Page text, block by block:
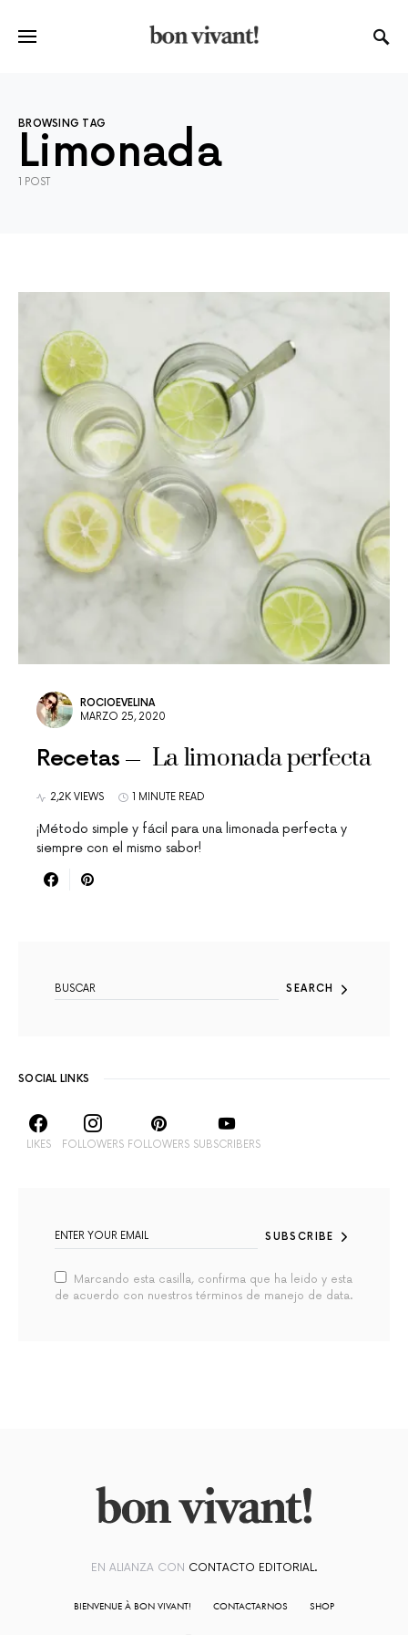
BROWSING TAG
Limonada
1 POST
ROCIOEVELINA
MARZO 25, 2020
Recetas La limonada perfecta
2,2K VIEWS 1 MINUTE READ
¡Método simple y fácil para una limonada perfecta y
siempre con el mismo sabor!
SEARCH
SOCIAL LINKS
LIKES FOLLOWERS FOLLOWERS SUBSCRIBERS
SUBSCRIBE
Marcando esta casilla, confirma que ha leido y esta
de acuerdo con nuestros términos de manejo de data.
EN ALIANZA CON CONTACTO EDITORIAL.
BIENVENUE À BON VIVANT! CONTACTARNOS SHOP